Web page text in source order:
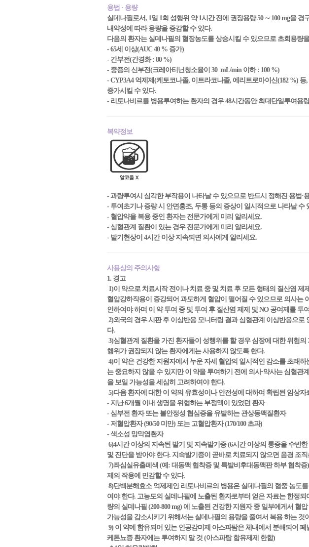
용법 · 용량
실데나필로서, 1일 1회 성행위 약 1시간 전에 권장용량 50 ∼ 100 mg을
내약성에 따라 용량을 증감할 수 있다.
다음의 환자는 실데나필의 혈장농도를 상승시킬 수 있으므로 초회용량
- 65세 이상(AUC 40 % 증가)
- 간부전(간경화 : 80 %)
- 중증의 신부전(크레아티닌청소율이 30 mL/min 이하 : 100 %)
- CYP3A4 억제제(케토코나졸, 이트라코나졸, 에리트로마이신(182 %)
증가시킬 수 있다.
- 리토나비르를 병용투여하는 환자의 경우 48시간동안 최대단일투여용
복약정보
- 과량투여시 심각한 부작용이 나타날 수 있으므로 반드시 정해진 용법·
- 투여초기나 증량 시 안면홍조, 두통 등의 증상이 일시적으로 나타날 수
- 혈압약을 복용 중인 환자는 전문가에게 미리 알리세요.
- 심혈관계 질환이 있는 경우 전문가에게 미리 알리세요.
- 발기현상이 4시간 이상 지속되면 의사에게 알리세요.
사용상의 주의사항
1. 경고
1)이 약으로 치료시작 전이나 치료 중 및 치료 후 모든 형태의 질산염
혈압강하작용이 증강되어 과도하게 혈압이 떨어질 수 있으므로 의사는
인하여야 하며 이 약 투여 중 및 투여 후 질산염 제제 및 NO 공여제를 투
2)외국의 경우 시판 후 이상반응 모니터링 결과 심혈관계 이상반응으
다.
3)심혈관계 질환을 가진 환자들이 성행위를 할 경우 심장에 대한 위험
행위가 권장되지 않는 환자에게는 사용하지 않도록 한다.
4)이 약은 건강한 지원자에서 누운 자세 혈압의 일시적인 감소를 초래
는 중요하지 않을 수 있지만 이 약을 투여하기 전에 의사·약사는 심혈
을 보일 가능성을 세심히 고려하여야 한다.
5)다음 환자에 대한 이 약의 유효성이나 안전성에 대하여 확립된 임상
- 지난 6개월 이내 생명을 위협하는 부정맥이 있었던 환자
- 심부전 환자 또는 불안정성 협심증을 유발하는 관상동맥질환자
- 저혈압환자 (90/50 미만) 또는 고혈압환자 (170/100 초과)
- 색소성 망막염환자
6)4시간 이상의 지속된 발기 및 지속발기증 (6시간 이상의 통증을 수반
및 진단을 받아야 한다. 지속발기증이 곧바로 치료되지 않으면 음경 조
7)좌심실유출폐색 (예: 대동맥 협착증 및 특발비후대동맥판 하부 협착
제의 작용에 민감할 수 있다.
8)단백분해효소 억제제인 리토나비르의 병용은 실데나필의 혈중 농도
여야 한다. 고농도의 실데나필에 노출된 환자로부터 얻은 자료는 한정
량의 실데나필 (200-800 mg) 에 노출된 건강한 지원자 중 일부에게서
가능성을 감소시키기 위해서는 실데나필의 용량을 줄여서 복용 하는 것
9) 이 약에 함유되어 있는 인공감미제 아스파탐은 체내에서 분해되어
케톤뇨증 환자에는 투여하지 말 것 (아스파탐 함유제제 한함)